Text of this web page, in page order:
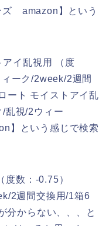
ズ amazon】という
イ乱視用 （度
ーク/2week/2週間
ート モイストアイ乱
乱視/2ウィー
】という感じで検索
数：-0.75）
2週間交換用/1箱6
分からない、、、と